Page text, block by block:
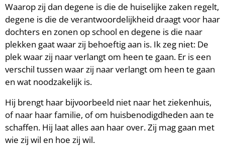
Waarop zij dan degene is die de huiselijke zaken regelt,
degene is die de verantwoordelijkheid draagt voor haar
dochters en zonen op school en degene is die naar
plekken gaat waar zij behoeftig aan is. Ik zeg niet: De
plek waar zij naar verlangt om heen te gaan. Er is een
verschil tussen waar zij naar verlangt om heen te gaan
en wat noodzakelijk is.
Hij brengt haar bijvoorbeeld niet naar het ziekenhuis,
of naar haar familie, of om huisbenodigdheden aan te
schaffen. Hij laat alles aan haar over. Zij mag gaan met
wie zij wil en hoe zij wil.